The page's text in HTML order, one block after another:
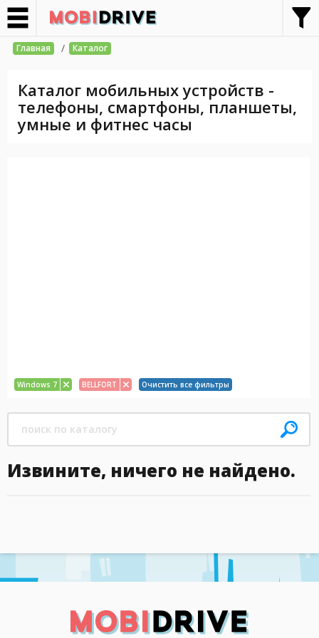
Главная / Каталог
Каталог мобильных устройств -
телефоны, смартфоны, планшеты,
умные и фитнес часы
Windows 7 BELLFORT Очистить все фильтры
Извините, ничего не найдено.